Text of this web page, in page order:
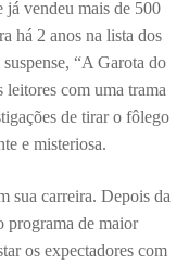
vendeu mais de 500
há 2 anos na lista dos
“A Garota do
com uma trama
de tirar o fôlego
e misteriosa.
sua carreira. Depois da
programa de maior
os expectadores com